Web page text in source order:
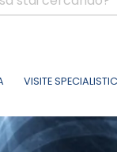
VISITE